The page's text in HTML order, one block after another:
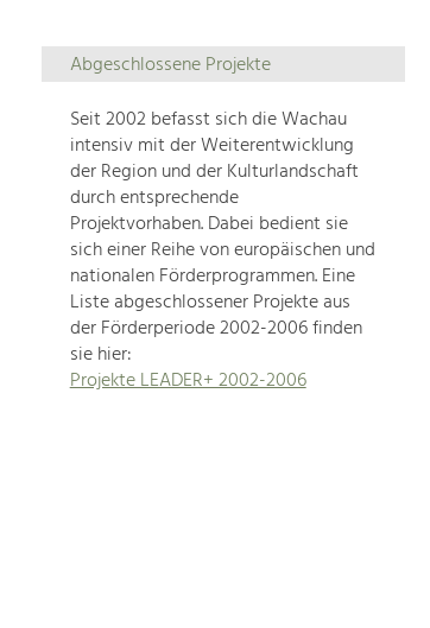
Overview
of
topics
Development
within
our
region
is
extremely
diverse.
Which
Abgeschlossene Projekte
Seit 2002 befasst sich die Wachau
intensiv mit der Weiterentwicklung
der Region und der Kulturlandschaft
durch entsprechende
Projektvorhaben. Dabei bedient sie
sich einer Reihe von europäischen und
nationalen Förderprogrammen. Eine
Liste abgeschlossener Projekte aus
der Förderperiode 2002-2006 finden
sie hier:
Projekte LEADER+ 2002-2006